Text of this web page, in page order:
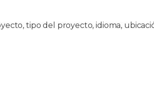
tipo del proyecto, idioma,